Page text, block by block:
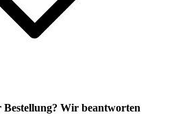
Wir beantworten